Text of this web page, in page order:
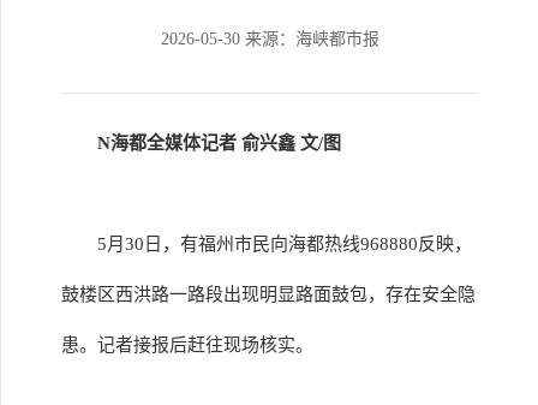
2026-05-30 来源：海峡都市报
N海都全媒体记者 俞兴鑫 文/图
5月30日，有福州市民向海都热线968880反映，
鼓楼区西洪路一路段出现明显路面鼓包，存在安全隐
患。记者接报后赶往现场核实。